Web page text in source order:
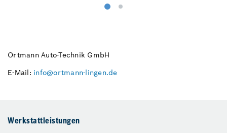
Ortmann Auto-Technik GmbH
E-Mail: info@ortmann-lingen.de
Werkstattleistungen